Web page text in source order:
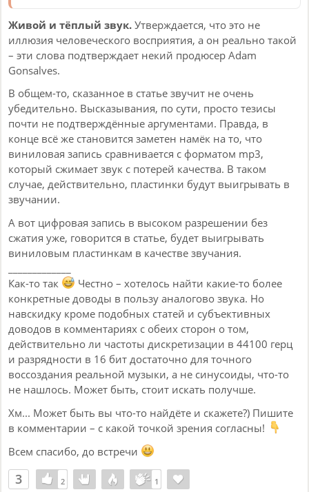
Живой и тёплый звук. Утверждается, что это не
иллюзия человеческого восприятия, а он реально такой
– эти слова подтверждает некий продюсер Adam
Gonsalves.
В общем-то, сказанное в статье звучит не очень
убедительно. Высказывания, по сути, просто тезисы
почти не подтверждённые аргументами. Правда, в
конце всё же становится заметен намёк на то, что
виниловая запись сравнивается с форматом mp3,
который сжимает звук с потерей качества. В таком
случае, действительно, пластинки будут выигрывать в
звучании.
А вот цифровая запись в высоком разрешении без
сжатия уже, говорится в статье, будет выигрывать
виниловым пластинкам в качестве звучания.
Как-то так
Честно – хотелось найти какие-то более
конкретные доводы в пользу аналогово звука. Но
навскидку кроме подобных статей и субъективных
доводов в комментариях с обеих сторон о том,
действительно ли частоты дискретизации в 44100 герц
и разрядности в 16 бит достаточно для точного
воссоздания реальной музыки, а не синусоиды, что-то
не нашлось. Может быть, стоит искать получше.
Хм... Может быть вы что-то найдёте и скажете?) Пишите
в комментарии – с какой точкой зрения согласны!
Всем спасибо, до встречи
3 2
2 11